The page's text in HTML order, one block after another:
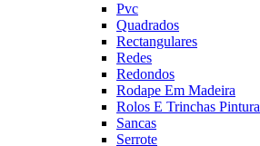
Pvc
Quadrados
Rectangulares
Redes
Redondos
Rodape Em Madeira
Rolos E Trinchas Pintura
Sancas
Serrote